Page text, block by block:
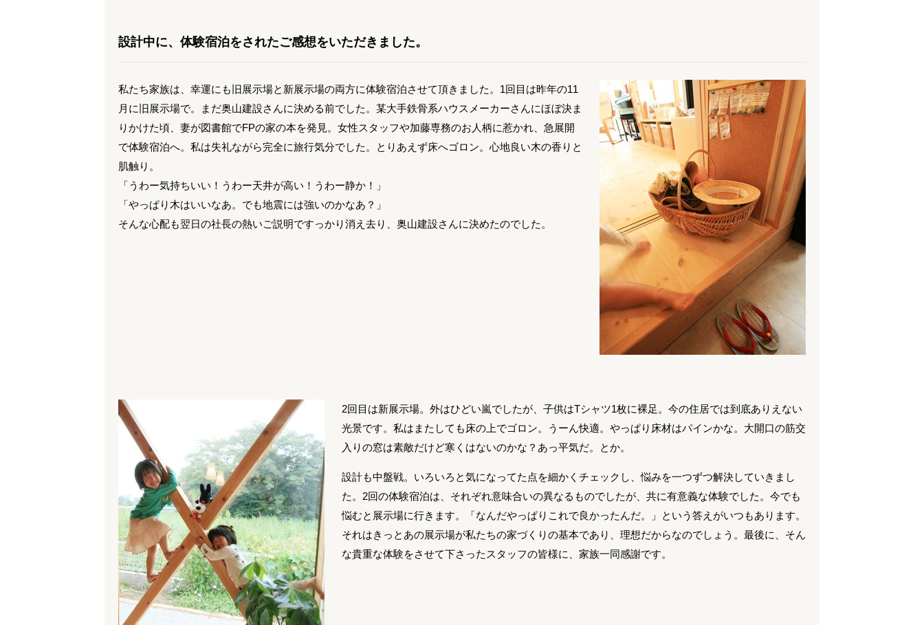
設計中に、体験宿泊をされたご感想をいただきました。
私たち家族は、幸運にも旧展示場と新展示場の両方に体験宿泊させて頂きました。1回目は昨年の11
月に旧展示場で。まだ奥山建設さんに決める前でした。某大手鉄骨系ハウスメーカーさんにほぼ決ま
りかけた頃、妻が図書館でFPの家の本を発見。女性スタッフや加藤専務のお人柄に惹かれ、急展開
で体験宿泊へ。私は失礼ながら完全に旅行気分でした。とりあえず床へゴロン。心地良い木の香りと
肌触り。
「うわー気持ちいい！うわー天井が高い！うわー静か！」
「やっぱり木はいいなあ。でも地震には強いのかなあ？」
そんな心配も翌日の社長の熱いご説明ですっかり消え去り、奥山建設さんに決めたのでした。
2回目は新展示場。外はひどい嵐でしたが、子供はTシャツ1枚に裸足。今の住居では到底ありえない
光景です。私はまたしても床の上でゴロン。うーん快適。やっぱり床材はパインかな。大開口の筋交
入りの窓は素敵だけど寒くはないのかな？あっ平気だ。とか。
設計も中盤戦。いろいろと気になってた点を細かくチェックし、悩みを一つずつ解決していきまし
た。2回の体験宿泊は、それぞれ意味合いの異なるものでしたが、共に有意義な体験でした。今でも
悩むと展示場に行きます。「なんだやっぱりこれで良かったんだ。」という答えがいつもあります。
それはきっとあの展示場が私たちの家づくりの基本であり、理想だからなのでしょう。最後に、そん
な貴重な体験をさせて下さったスタッフの皆様に、家族一同感謝です。